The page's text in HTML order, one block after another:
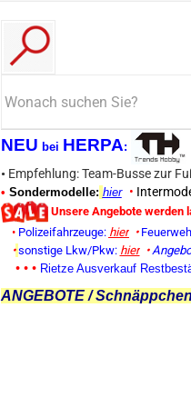
NEU bei HERPA:
• Empfehlung: Team-Busse zur
• Sondermodelle: hier •
Unsere Angebote werden
•Polizeifahrzeuge: hier •
• sonstige Lkw/Pkw: hier •
• • • Rietze Ausverkauf
ANGEBOTE /